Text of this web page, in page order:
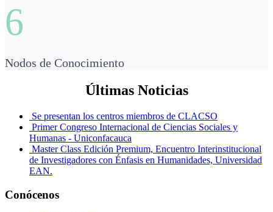
6
Nodos de Conocimiento
Últimas Noticias
Se presentan los centros miembros de CLACSO
Primer Congreso Internacional de Ciencias Sociales y
Humanas - Uniconfacauca
Master Class Edición Premium, Encuentro Interinstitucional
de Investigadores con Énfasis en Humanidades, Universidad
EAN.
Conócenos